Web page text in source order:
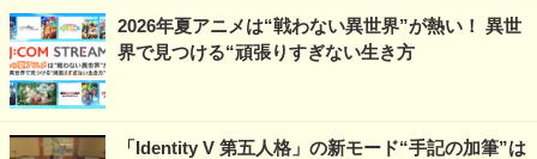
2026年夏アニメは“戦わない異世界”が熱い！ 異世
界で見つける“頑張りすぎない生き方
「Identity V 第五人格」の新モード“手記の加筆”は